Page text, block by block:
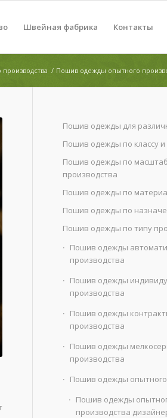
Швейная фабрика Контакты
/ Пошив одежды опытного
Пошив одежды для
Пошив одежды по классу и
Пошив одежды по
производства
Пошив одежды по
Пошив одежды по
Пошив одежды по типу
Пошив одежды
производства
Пошив одежды
производства
Пошив одежды
производства
Пошив одежды
производства
Пошив одежды
Пошив одежды
производства